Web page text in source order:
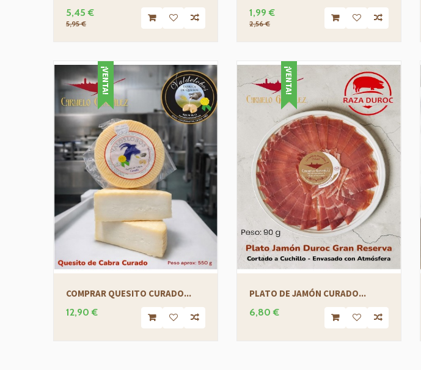
5,45 €
5,95 €
¡VENTA!
COMPRAR QUESITO CURADO...
12,90 €
1,99 €
2,56 €
¡VENTA!
PLATO DE JAMÓN CURADO...
6,80 €